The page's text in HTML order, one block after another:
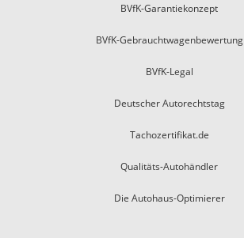
BVfK-Garantiekonzept
BVfK-Gebrauchtwagenbewertung
BVfK-Legal
Deutscher Autorechtstag
Tachozertifikat.de
Qualitäts-Autohändler
Die Autohaus-Optimierer